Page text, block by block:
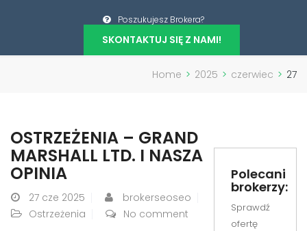
Poszukujesz Brokera?
SKONTAKTUJ SIĘ Z NAMI!
Home > 2025 > czerwiec > 27
OSTRZEŻENIA – GRAND
MARSHALL LTD. I NASZA
OPINIA
27 cze 2025
brokerseoseo
Ostrzeżenia
No comment
Polecani
brokerzy:
Sprawdź
ofertę